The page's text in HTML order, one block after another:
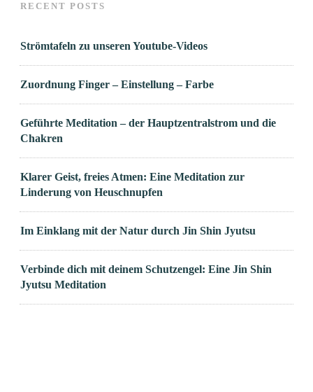
RECENT POSTS
Strömtafeln zu unseren Youtube-Videos
Zuordnung Finger – Einstellung – Farbe
Geführte Meditation – der Hauptzentralstrom und die
Chakren
Klarer Geist, freies Atmen: Eine Meditation zur
Linderung von Heuschnupfen
Im Einklang mit der Natur durch Jin Shin Jyutsu
Verbinde dich mit deinem Schutzengel: Eine Jin Shin
Jyutsu Meditation